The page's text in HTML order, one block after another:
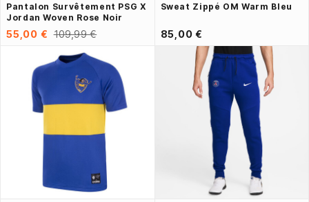
Pantalon Survêtement PSG X
Jordan Woven Rose Noir
55,00 € 109,99 €
Sweat Zippé OM Warm Bleu
85,00 €